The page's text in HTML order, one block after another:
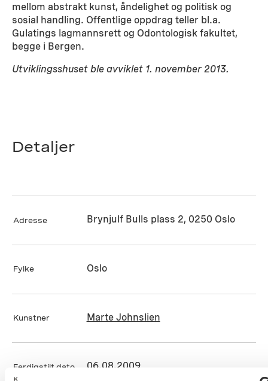
mellom abstrakt kunst, åndelighet og politisk og
sosial handling. Offentlige oppdrag teller bl.a.
Gulatings lagmannsrett og Odontologisk fakultet,
begge i Bergen.
Utviklingsshuset ble avviklet 1. november 2013.
Detaljer
Adresse Brynjulf Bulls plass 2, 0250 Oslo
Fylke Oslo
Kunstner Marte Johnslien
Ferdigstilt dato 06.08.2009